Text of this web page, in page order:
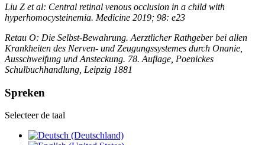
Liu Z et al: Central retinal venous occlusion in a child with
hyperhomocysteinemia. Medicine 2019; 98: e23
Retau O: Die Selbst-Bewahrung. Aerztlicher Rathgeber bei allen
Krankheiten des Nerven- und Zeugungssystemes durch Onanie,
Ausschweifung und Ansteckung. 78. Auflage, Poenickes
Schulbuchhandlung, Leipzig 1881
Spreken
Selecteer de taal